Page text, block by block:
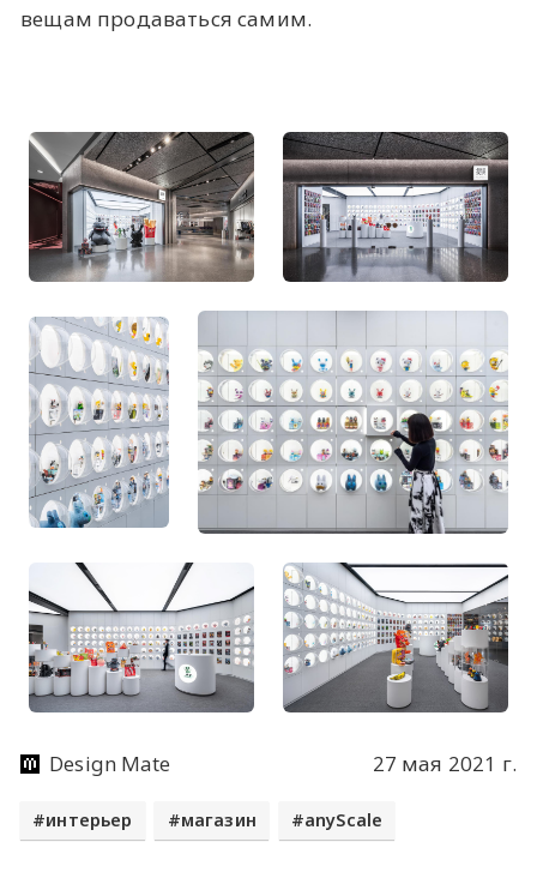
вещам продаваться самим.
Design Mate 27 мая 2021 г.
интерьер магазин anyScale